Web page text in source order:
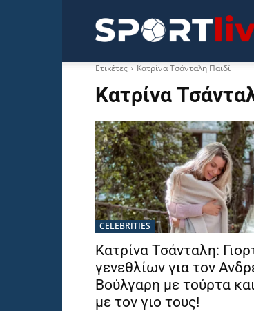
Ετικέτες Κατρίνα Τσάνταλη Παιδί
Κατρίνα
CELEBRITIES
Κατρίνα Τσάνταλη:
γενεθλίων για τον
Βούλγαρη με τούρτα
με τον γιο τους!